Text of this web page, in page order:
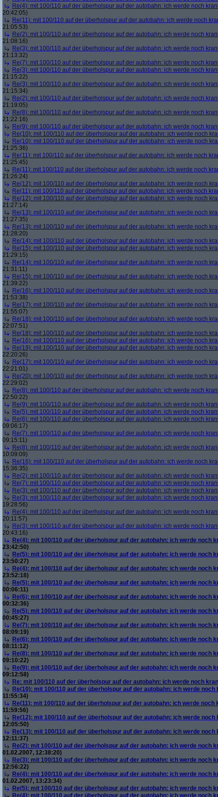
Re(4): mit 100/110 auf der überholspur auf der autobahn: ich werde noch
20:42:05)
Re(11): mit 100/110 auf der überholspur auf der autobahn: ich werde noch
21:05:53)
Re(2): mit 100/110 auf der überholspur auf der autobahn: ich werde noch
21:08:16)
Re(3): mit 100/110 auf der überholspur auf der autobahn: ich werde noch
21:13:32)
Re(7): mit 100/110 auf der überholspur auf der autobahn: ich werde noch
Re(3): mit 100/110 auf der überholspur auf der autobahn: ich werde noch
21:15:22)
Re(3): mit 100/110 auf der überholspur auf der autobahn: ich werde noch
21:15:34)
Re(2): mit 100/110 auf der überholspur auf der autobahn: ich werde noch
21:19:05)
Re(8): mit 100/110 auf der überholspur auf der autobahn: ich werde noch
21:22:16)
Re(9): mit 100/110 auf der überholspur auf der autobahn: ich werde noch
Re(10): mit 100/110 auf der überholspur auf der autobahn: ich werde noch
Re(10): mit 100/110 auf der überholspur auf der autobahn: ich werde noch
21:25:36)
Re(11): mit 100/110 auf der überholspur auf der autobahn: ich werde noch
21:25:45)
Re(11): mit 100/110 auf der überholspur auf der autobahn: ich werde noch
21:26:24)
Re(12): mit 100/110 auf der überholspur auf der autobahn: ich werde noch
Re(11): mit 100/110 auf der überholspur auf der autobahn: ich werde noch
Re(12): mit 100/110 auf der überholspur auf der autobahn: ich werde noch
21:27:14)
Re(13): mit 100/110 auf der überholspur auf der autobahn: ich werde noch
21:27:35)
Re(13): mit 100/110 auf der überholspur auf der autobahn: ich werde noch
21:28:20)
Re(14): mit 100/110 auf der überholspur auf der autobahn: ich werde noch
Re(15): mit 100/110 auf der überholspur auf der autobahn: ich werde noch
21:29:15)
Re(14): mit 100/110 auf der überholspur auf der autobahn: ich werde noch
21:31:11)
Re(15): mit 100/110 auf der überholspur auf der autobahn: ich werde noch
21:39:22)
Re(16): mit 100/110 auf der überholspur auf der autobahn: ich werde noch
21:53:38)
Re(17): mit 100/110 auf der überholspur auf der autobahn: ich werde noch
21:55:07)
Re(18): mit 100/110 auf der überholspur auf der autobahn: ich werde noch
22:07:51)
Re(18): mit 100/110 auf der überholspur auf der autobahn: ich werde noch
Re(16): mit 100/110 auf der überholspur auf der autobahn: ich werde noch
Re(19): mit 100/110 auf der überholspur auf der autobahn: ich werde noch
22:20:26)
Re(17): mit 100/110 auf der überholspur auf der autobahn: ich werde noch
22:21:01)
Re(20): mit 100/110 auf der überholspur auf der autobahn: ich werde noch
22:29:02)
Re(8): mit 100/110 auf der überholspur auf der autobahn: ich werde noch
22:50:22)
Re(9): mit 100/110 auf der überholspur auf der autobahn: ich werde noch
Re(5): mit 100/110 auf der überholspur auf der autobahn: ich werde noch
Re(6): mit 100/110 auf der überholspur auf der autobahn: ich werde noch
09:06:17)
Re(7): mit 100/110 auf der überholspur auf der autobahn: ich werde noch
09:15:11)
Re(8): mit 100/110 auf der überholspur auf der autobahn: ich werde noch
10:09:09)
Re(16): mit 100/110 auf der überholspur auf der autobahn: ich werde noch
15:36:35)
Re(2): mit 100/110 auf der überholspur auf der autobahn: ich werde noch
Re(7): mit 100/110 auf der überholspur auf der autobahn: ich werde noch
Re(3): mit 100/110 auf der überholspur auf der autobahn: ich werde noch
Re(3): mit 100/110 auf der überholspur auf der autobahn: ich werde noch
19:28:56)
Re(4): mit 100/110 auf der überholspur auf der autobahn: ich werde noch
20:11:57)
Re(3): mit 100/110 auf der überholspur auf der autobahn: ich werde noch
20:43:16)
Re(4): mit 100/110 auf der überholspur auf der autobahn: ich werde noch
23:42:50)
Re(5): mit 100/110 auf der überholspur auf der autobahn: ich werde noch
23:50:27)
Re(4): mit 100/110 auf der überholspur auf der autobahn: ich werde noch
23:52:18)
Re(5): mit 100/110 auf der überholspur auf der autobahn: ich werde noch
00:06:11)
Re(6): mit 100/110 auf der überholspur auf der autobahn: ich werde noch
00:32:36)
Re(5): mit 100/110 auf der überholspur auf der autobahn: ich werde noch
00:45:27)
Re(7): mit 100/110 auf der überholspur auf der autobahn: ich werde noch
08:09:19)
Re(6): mit 100/110 auf der überholspur auf der autobahn: ich werde noch
08:11:12)
Re(8): mit 100/110 auf der überholspur auf der autobahn: ich werde noch
09:10:22)
Re(9): mit 100/110 auf der überholspur auf der autobahn: ich werde noch
09:12:58)
Re: mit 100/110 auf der überholspur auf der autobahn: ich werde noch
Re(10): mit 100/110 auf der überholspur auf der autobahn: ich werde noch
11:55:34)
Re(11): mit 100/110 auf der überholspur auf der autobahn: ich werde noch
11:59:56)
Re(12): mit 100/110 auf der überholspur auf der autobahn: ich werde noch
12:05:50)
Re(13): mit 100/110 auf der überholspur auf der autobahn: ich werde noch
12:11:37)
Re(2): mit 100/110 auf der überholspur auf der autobahn: ich werde noch
01.02.2007, 12:38:20)
Re(3): mit 100/110 auf der überholspur auf der autobahn: ich werde noch
12:56:22)
Re(4): mit 100/110 auf der überholspur auf der autobahn: ich werde noch
01.02.2007, 13:23:34)
Re(5): mit 100/110 auf der überholspur auf der autobahn: ich werde noch
Re(4): mit 100/110 auf der überholspur auf der autobahn: ich werde noch